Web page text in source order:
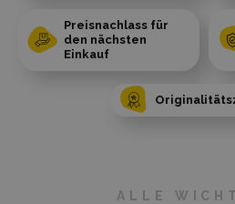
Preisnachlass für
den nächsten
Einkauf
ALLE